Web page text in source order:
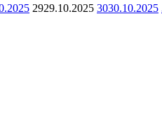
2929.10.2025 3030.10.2025